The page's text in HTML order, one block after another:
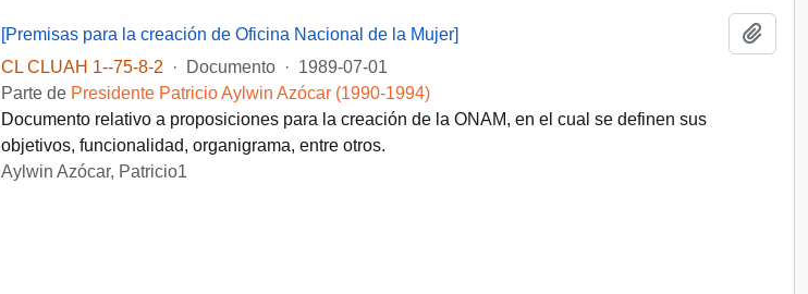
[Premisas para la creación de Oficina Nacional de la Mujer]
CL CLUAH 1--75-8-2
· Documento · 1989-07-01
Parte de Presidente Patricio Aylwin Azócar (1990-1994)
Documento relativo a proposiciones para la creación de la ONAM, en el cual se definen sus
objetivos, funcionalidad, organigrama, entre otros.
Aylwin Azócar, Patricio1